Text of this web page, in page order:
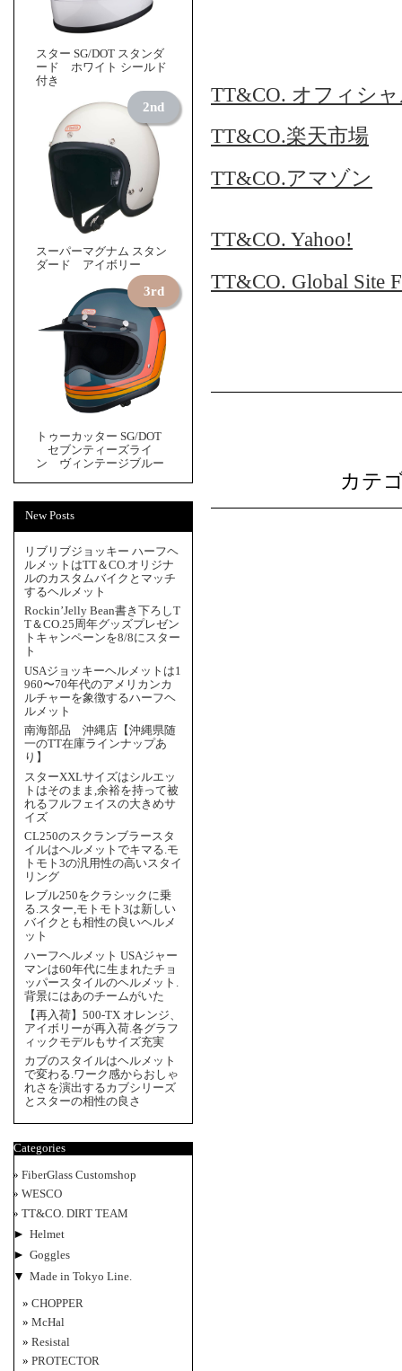
スター SG/DOT スタンダ
ード ホワイト シールド
付き
スーパーマグナム スタン
ダード アイボリー
トゥーカッター SG/DOT
セブンティーズライ
ン ヴィンテージブルー
New Posts
リブリブジョッキー ハーフヘ
ルメットはTT＆CO.オリジナ
ルのカスタムバイクとマッチ
するヘルメット
Rockin’Jelly Bean書き下ろしT
T＆CO.25周年グッズプレゼン
トキャンペーンを8/8にスター
ト
USAジョッキーヘルメットは1
960〜70年代のアメリカンカ
ルチャーを象徴するハーフヘ
ルメット
南海部品 沖縄店【沖縄県随
一のTT在庫ラインナップあ
り】
スターXXLサイズはシルエッ
トはそのまま,余裕を持って被
れるフルフェイスの大きめサ
イズ
CL250のスクランブラースタ
イルはヘルメットでキマる.モ
トモト3の汎用性の高いスタイ
リング
レブル250をクラシックに乗
る.スター,モトモト3は新しい
バイクとも相性の良いヘルメ
ット
ハーフヘルメット USAジャー
マンは60年代に生まれたチョ
ッパースタイルのヘルメット.
背景にはあのチームがいた
【再入荷】500-TX オレンジ、
アイボリーが再入荷.各グラフ
ィックモデルもサイズ充実
カブのスタイルはヘルメット
で変わる.ワーク感からおしゃ
れさを演出するカブシリーズ
とスターの相性の良さ
Categories
FiberGlass Customshop
WESCO
TT&CO. DIRT TEAM
► Helmet
► Goggles
▼ Made in Tokyo Line.
CHOPPER
McHal
Resistal
PROTECTOR
TT&CO. オフィシ
TT&CO.楽天市場
TT&CO.アマゾン
TT&CO. Yahoo!
TT&CO. Global Site
カテ